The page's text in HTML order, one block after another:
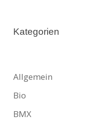
Kategorien
Allgemein
Bio
BMX